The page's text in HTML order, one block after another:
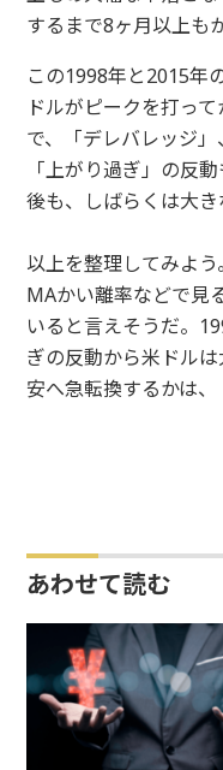
するまで8ヶ月以上も
この1998年と2015年
ドルがピークを打っ
で、「デレバレッジ
「上がり過ぎ」の反
後も、しばらくは大き
以上を整理してみよ
MAかい離率などで見
いると言えそうだ。
ぎの反動から米ドル
安へ急転換するかは
あわせて読む